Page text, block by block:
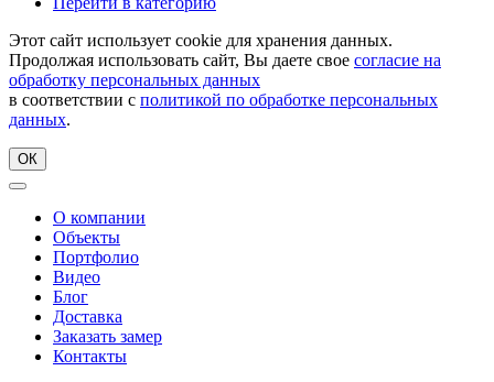
Этот сайт использует cookie для хранения данных.
Продолжая использовать сайт, Вы даете свое согласие на
обработку персональных данных
в соответствии с политикой по обработке персональных
данных.
ОК
О компании
Объекты
Портфолио
Видео
Блог
Доставка
Заказать замер
Контакты